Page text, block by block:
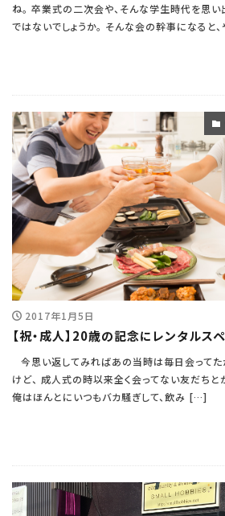
ね。 卒業式の二次会や、そんな学生時代を思
ではないでしょうか。 そんな会の幹事になると
2017年1月5日
【祝・成人】20歳の記念にレンタルス
今思い返してみればあの当時は毎日会ってた
けど、 成人式の時以来全く会ってない友だち
俺はほんとにいつもバカ騒ぎして、飲み […]